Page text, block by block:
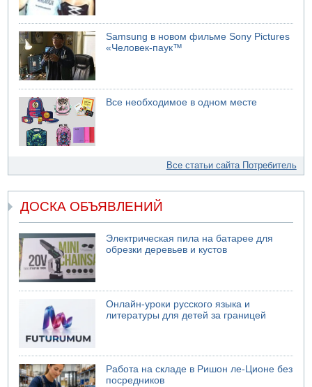
Samsung в новом фильме Sony Pictures
«Человек-паук™
Все необходимое в одном месте
Все статьи сайта Потребитель
ДОСКА ОБЪЯВЛЕНИЙ
Электрическая пила на батарее для
обрезки деревьев и кустов
Онлайн-уроки русского языка и
литературы для детей за границей
Работа на складе в Ришон ле-Ционе без
посредников